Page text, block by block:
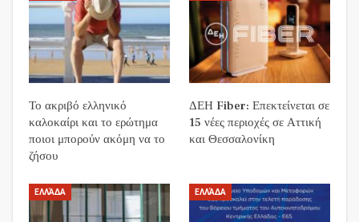
Το ακριβό ελληνικό
καλοκαίρι και το ερώτημα
ποιοι μπορούν ακόμη να το
ζήσου
ΔΕΗ Fiber: Επεκτείνεται σε
15 νέες περιοχές σε Αττική
και Θεσσαλονίκη
ΕΛΛΆΔΑ ΕΛΛΆΔΑ